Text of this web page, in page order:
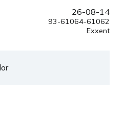
26-08-14
93-61064-61062
Exxent